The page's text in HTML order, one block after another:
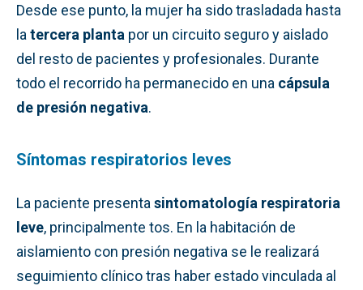
Desde ese punto, la mujer ha sido trasladada hasta
la tercera planta por un circuito seguro y aislado
del resto de pacientes y profesionales. Durante
todo el recorrido ha permanecido en una cápsula
de presión negativa.
Síntomas respiratorios leves
La paciente presenta sintomatología respiratoria
leve, principalmente tos. En la habitación de
aislamiento con presión negativa se le realizará
seguimiento clínico tras haber estado vinculada al